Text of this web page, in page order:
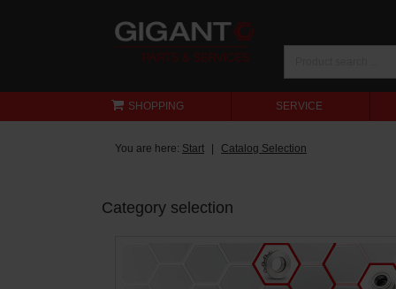
SHOPPING SERVICE
You are here: Start Catalog Selection
Category selection